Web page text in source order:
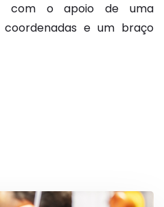
com o apoio de uma
e um braço